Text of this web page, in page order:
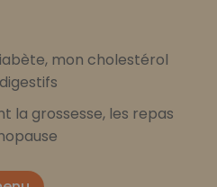
mon cholestérol
la grossesse, les repas